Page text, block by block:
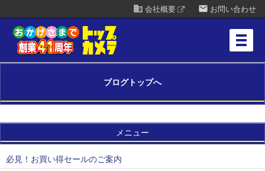
business 会社概要 mail お問い合わせ
ブログトップへ
メニュー
必見！お買い得セールのご案内